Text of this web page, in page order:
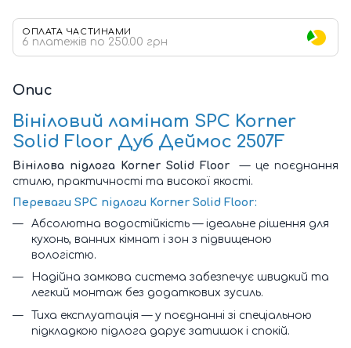
ОПЛАТА ЧАСТИНАМИ
6 платежів по 250.00 грн
Опис
Вініловий ламінат SPC Korner
Solid Floor Дуб Деймос 2507F
Вінілова підлога Korner Solid Floor
— це поєднання
стилю, практичності та високої якості.
Переваги SPC підлоги Korner Solid Floor:
Абсолютна водостійкість — ідеальне рішення для
кухонь, ванних кімнат і зон з підвищеною
вологістю.
Надійна замкова система забезпечує швидкий та
легкий монтаж без додаткових зусиль.
Тиха експлуатація — у поєднанні зі спеціальною
підкладкою підлога дарує затишок і спокій.